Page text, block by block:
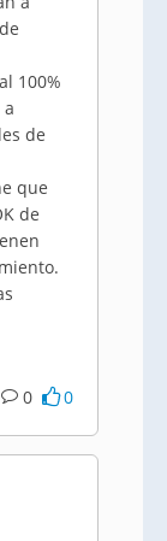
100%
de
que
de
0 0